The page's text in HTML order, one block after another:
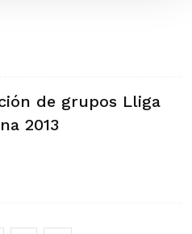
de grupos Lliga
2013